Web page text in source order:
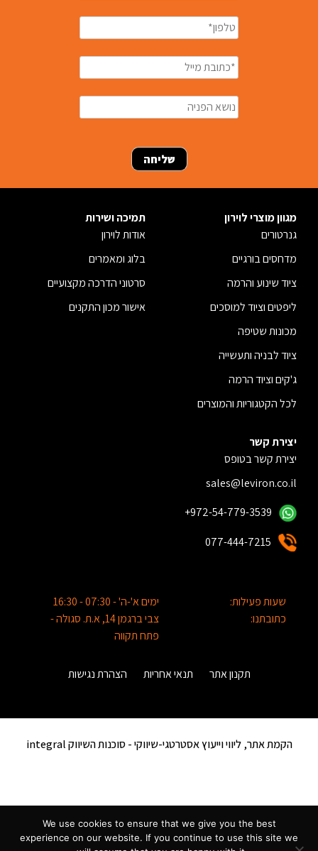
מגוון מוצרי לוירון
גנרטורים
מדחסים בורגיים
ציוד שינוע והרמה
ליפטים וציוד למוסכים
מכונות שטיפה
ציוד לבניה ותעשייה
ג'קים וציוד הרמה
לכל הקטגוריות והמוצרים
תמיכה ושירות
אודות לוירון
בלוג ומאמרים
סרטוני הדרכה מקצועיים
אישור מכון התקנים
יצירת קשר
יצירת קשר בטופס
sales@leviron.co.il
+972-54-779-3539
077-444-7215
שעות פעילות:
ימים א'-ה' - 07:30 - 16:30
כתובתנו:
צבי ברגמן 14, א.ת. סגולה -
פתח תקווה
תקנון אתר תנאי אחריות הצהרת נגישות
הקמת אתר, ליווי וייעוץ אסטרטגי-שיווקי -סוכנות השיווק integral
We use cookies to ensure that we give you the best
experience on our website. If you continue to use this site we